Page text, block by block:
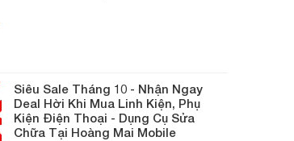
Siêu Sale Tháng 10 - Nhận Ngay
Deal Hời Khi Mua Linh Kiện, Phụ
Kiện Điện Thoại - Dụng Cụ Sửa
Chữa Tại Hoàng Mai Mobile